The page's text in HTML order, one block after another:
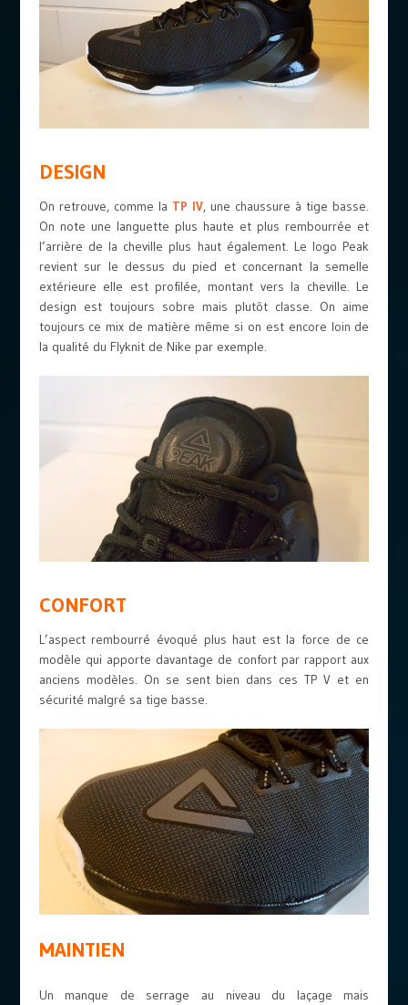
DESIGN
On retrouve, comme la TP IV, une chaussure à tige basse.
On note une languette plus haute et plus rembourrée et
l’arrière de la cheville plus haut également. Le logo Peak
revient sur le dessus du pied et concernant la semelle
extérieure elle est profilée, montant vers la cheville. Le
design est toujours sobre mais plutôt classe. On aime
toujours ce mix de matière même si on est encore loin de
la qualité du Flyknit de Nike par exemple.
CONFORT
L’aspect rembourré évoqué plus haut est la force de ce
modèle qui apporte davantage de confort par rapport aux
anciens modèles. On se sent bien dans ces TP V et en
sécurité malgré sa tige basse.
MAINTIEN
Un manque de serrage au niveau du laçage mais